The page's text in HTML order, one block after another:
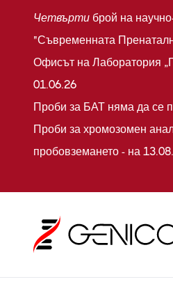
Четвърти брой на
"Съвременната
Офисът на Лаборатория
01.06.26
Проби за БАТ няма да се
Проби за хромозомен
пробовземането - на